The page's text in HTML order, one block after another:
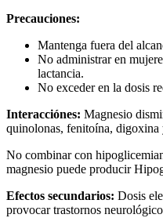
Precauciones:
Mantenga fuera del
No administrar en
lactancia.
No exceder en la dosis
Interacciónes: Magnesio
quinolonas, fenitoína, digoxina
No combinar con
magnesio puede producir
Efectos secundarios: Dosis
provocar trastornos